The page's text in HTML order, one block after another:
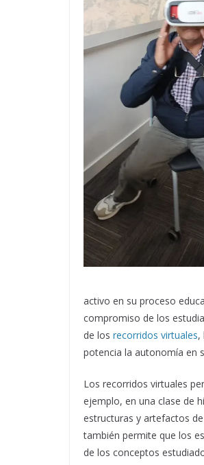
activo en su proceso
compromiso de los
de los recorridos virtuales,
potencia la autonomía en
Los recorridos virtuales
ejemplo, en una clase de
estructuras y artefactos
también permite que los
de los conceptos